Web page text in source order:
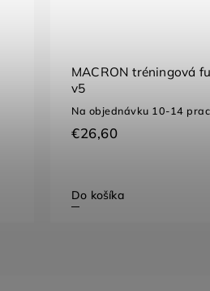
MACRON tréningová
v5
Na objednávku 10-14
€26,60
Do košíka